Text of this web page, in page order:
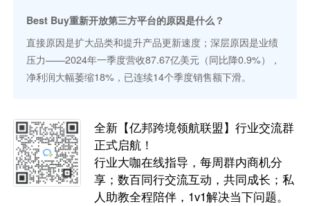
Best Buy重新开放第三方平台的原因是什么？
直接原因是扩大品类和提升产品更新速度；深层原因是业绩
压力——2024年一季度营收87.67亿美元（同比降0.9%），
净利润大幅萎缩18%，已连续14个季度销售额下滑。
全新【亿邦跨境领航联盟】行业交流群
正式启航！
行业大咖在线指导，每周群内商机分
享；数百同行交流互动，共同成长；私
人助教全程陪伴，1v1解决当下问题。